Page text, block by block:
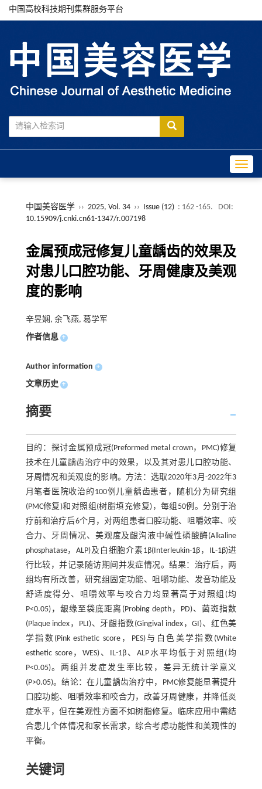
中国高校科技期刊集群服务平台
中国美容医学 ›› 2025, Vol. 34 ›› Issue (12) : 162 -165.
DOI:
10.15909/j.cnki.cn61-1347/r.007198
金属预成冠修复儿童龋齿的效果及
对患儿口腔功能、牙周健康及美观
度的影响
辛昱娴, 余飞燕, 葛学军
作者信息 +
Author information +
文章历史 +
摘要
目的：探讨金属预成冠(Preformed metal crown，PMC)修复
技术在儿童龋齿治疗中的效果，以及其对患儿口腔功能、
牙周情况和美观度的影响。方法：选取2020年3月-2022年3
月笔者医院收治的100例儿童龋齿患者，随机分为研究组
(PMC修复)和对照组(树脂填充修复)，每组50例。分别于治
疗前和治疗后6个月，对两组患者口腔功能、咀嚼效率、咬
合力、牙周情况、美观度及龈沟液中碱性磷酸酶(Alkaline
phosphatase，ALP)及白细胞介素1β(Interleukin-1β，IL-1β)进
行比较，并记录随访期间并发症情况。结果：治疗后，两
组均有所改善，研究组固定功能、咀嚼功能、发音功能及
舒适度得分、咀嚼效率与咬合力均显著高于对照组(均
P<0.05)，龈缘至袋底距离(Probing depth，PD)、菌斑指数
(Plaque index，PLI)、牙龈指数(Gingival index，GI)、红色美
学指数(Pink esthetic score，PES)与白色美学指数(White
esthetic score，WES)、IL-1β、ALP水平均低于对照组(均
P<0.05)。两组并发症发生率比较，差异无统计学意义
(P>0.05)。结论：在儿童龋齿治疗中，PMC修复能显著提升
口腔功能、咀嚼效率和咬合力，改善牙周健康，并降低炎
症水平，但在美观性方面不如树脂修复。临床应用中需结
合患儿个体情况和家长需求，综合考虑功能性和美观性的
平衡。
关键词